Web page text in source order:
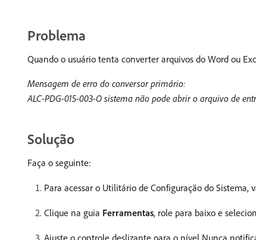
Problema
Quando o usuário tenta converter arquivos do Word ou
Mensagem de erro do conversor primário:
ALC-PDG-015-003-O sistema não pode abrir o arquivo de
Solução
Faça o seguinte:
Para acessar o Utilitário de Configuração do Sistema,
Clique na guia Ferramentas, role para baixo e
Ajuste o controle deslizante para o nível Nunca